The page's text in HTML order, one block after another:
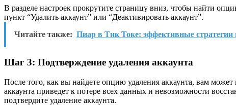
В разделе настроек прокрутите страницу вниз, чтобы найти
пункт “Удалить аккаунт” или “Деактивировать аккаунт”.
Читайте также: Пиар в Тик Токе: эффективные
Шаг 3: Подтверждение удаления аккаунта
После того, как вы найдете опцию удаления аккаунта, вам
аккаунта приведет к потере всех данных и невозможности
подтвердите удаление аккаунта.